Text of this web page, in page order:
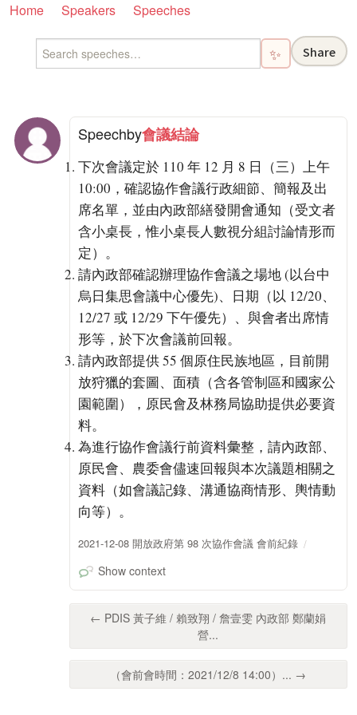
Home Speakers Speeches
✨ Share
Speechby會議結論
下次會議定於 110 年 12 月 8 日（三）上午
10:00，確認協作會議行政細節、簡報及出
席名單，並由內政部繕發開會通知（受文者
含小桌長，惟小桌長人數視分組討論情形而
定）。
請內政部確認辦理協作會議之場地 (以台中
烏日集思會議中心優先)、日期（以 12/20、
12/27 或 12/29 下午優先）、與會者出席情
形等，於下次會議前回報。
請內政部提供 55 個原住民族地區，目前開
放狩獵的套圖、面積（含各管制區和國家公
園範圍），原民會及林務局協助提供必要資
料。
為進行協作會議行前資料彙整，請內政部、
原民會、農委會儘速回報與本次議題相關之
資料（如會議記錄、溝通協商情形、輿情動
向等）。
2021-12-08 開放政府第 98 次協作會議 會前紀錄
Show context
← PDIS 黃子維 / 賴致翔 / 詹壹雯 內政部 鄭蘭娟
營...
（會前會時間：2021/12/8 14:00）... →